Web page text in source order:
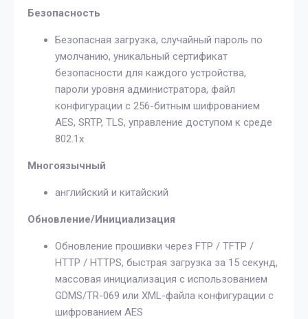
Безопасность
Безопасная загрузка, случайный пароль по
умолчанию, уникальный сертификат
безопасности для каждого устройства,
пароли уровня администратора, файл
конфигурации с 256-битным шифрованием
AES, SRTP, TLS, управление доступом к среде
802.1x
Многоязычный
английский и китайский
Обновление/Инициализация
Обновление прошивки через FTP / TFTP /
HTTP / HTTPS, быстрая загрузка за 15 секунд,
массовая инициализация с использованием
GDMS/TR-069 или XML-файла конфигурации с
шифрованием AES